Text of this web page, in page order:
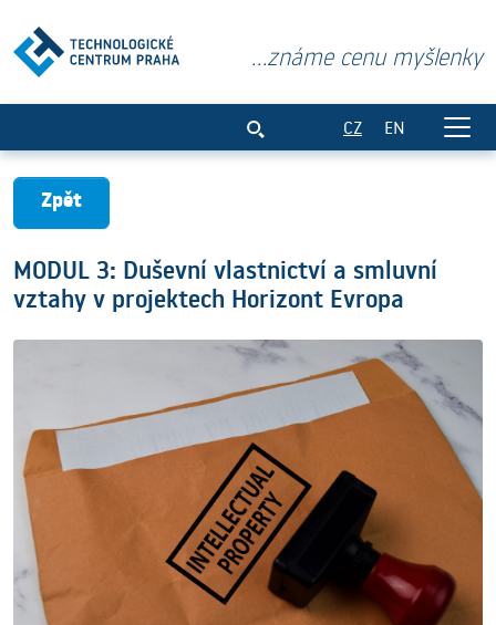
...známe cenu myšlenky
CZ EN
Zpět
MODUL 3: Duševní vlastnictví a smluvní
vztahy v projektech Horizont Evropa